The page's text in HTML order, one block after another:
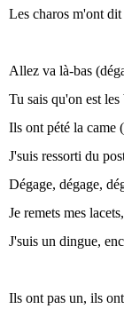
Les charos m'ont dit
Allez va là-bas
Tu sais qu'on est
Ils ont pété la came
J'suis ressorti du
Dégage, dégage,
Je remets mes
J'suis un dingue,
Ils ont pas un, ils